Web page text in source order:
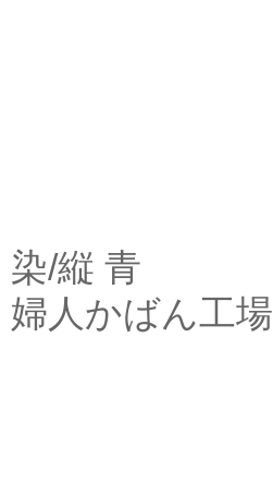
染/縦 青
婦人かばん工場